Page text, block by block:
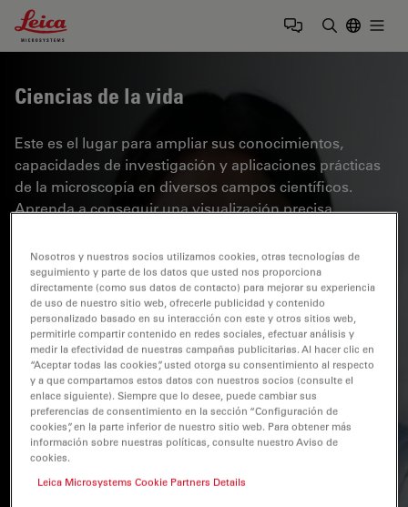
Leica Microsystems Logo
Ciencias de la vida
Este es el lugar para ampliar sus conocimientos,
capacidades de investigación y aplicaciones prácticas
de la microscopía en diversos campos científicos.
Aprenda a conseguir una visualización precisa,
investigación. Encuentre información detallada sobre
microscopía avanzada, técnicas de obtención de
imágenes, preparación de muestras y análisis de
imágenes. Los temas tratados incluyen la biología
celular, la neurociencia y la investigación del cáncer,
con especial atención a las aplicaciones e innovaciones
de vanguardia.
Nosotros y nuestros socios utilizamos cookies, otras tecnologías de
seguimiento y parte de los datos que usted nos proporciona
directamente (como sus datos de contacto) para mejorar su experiencia
de uso de nuestro sitio web, ofrecerle publicidad y contenido
personalizado basado en su interacción con este y otros sitios web,
permitirle compartir contenido en redes sociales, efectuar análisis y
medir la efectividad de nuestras campañas publicitarias. Al hacer clic en
“Aceptar todas las cookies”, usted otorga su consentimiento al respecto
y a que compartamos estos datos con nuestros socios (consulte el
enlace siguiente). Siempre que lo desee, puede cambiar sus
preferencias de consentimiento en la sección “Configuración de
cookies”, en la parte inferior de nuestro sitio web. Para obtener más
información sobre nuestras políticas, consulte nuestro Aviso de
cookies.
Leica Microsystems Cookie Partners Details